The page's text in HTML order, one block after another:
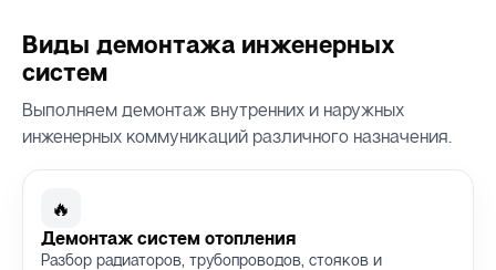
Виды демонтажа инженерных
систем
Выполняем демонтаж внутренних и наружных
инженерных коммуникаций различного назначения.
🔥
Демонтаж систем отопления
Разбор радиаторов, трубопроводов, стояков и